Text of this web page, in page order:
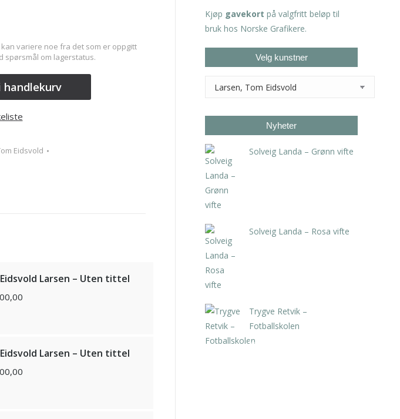
variere noe fra det som er oppgitt
spørsmål om lagerstatus.
handlekurv
Eidsvold
Larsen – Uten tittel
Larsen – Uten tittel
Kjøp gavekort på valgfritt beløp til
bruk hos Norske Grafikere.
Velg kunstner
Nyheter
Solveig Landa – Grønn vifte
Solveig Landa – Rosa vifte
Trygve Retvik –
Fotballskolen
kr